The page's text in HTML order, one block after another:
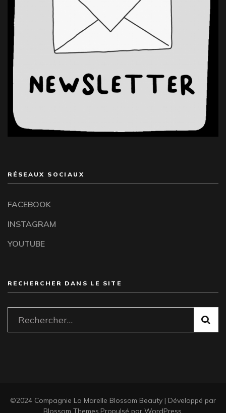
RÉSEAUX SOCIAUX
FACEBOOK
INSTAGRAM
YOUTUBE
RECHERCHER DANS LE SITE
Rechercher :
©2024 Compagnie La Marelle Blossom Beauty | Développé par
Blossom Themes .Propulsé par WordPress